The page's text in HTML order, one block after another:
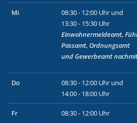
Mi
08:30 - 12:00 Uhr und
13:30 - 15:30 Uhr
Einwohnermeldeamt,
Passamt, Ordnungsamt
und Gewerbeamt
Do
08:30 - 12:00 Uhr und
14:00 - 18:00 Uhr
Fr 08:30 - 12:00 Uhr